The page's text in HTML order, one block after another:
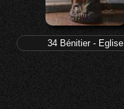
34 Bénitier - Eglise